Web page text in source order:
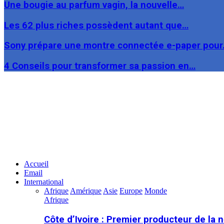
Une bougie au parfum vagin, la nouvelle…
Les 62 plus riches possèdent autant que…
Sony prépare une montre connectée e-paper
4 Conseils pour transformer sa passion en…
Accueil
Email
International
Afrique Amérique Asie Europe Monde
Afrique
Côte d’Ivoire : Premier producteur de la